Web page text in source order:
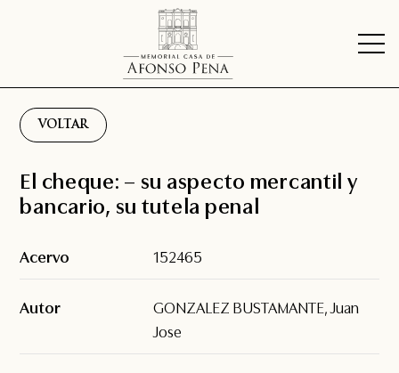
VOLTAR
El cheque: – su aspecto mercantil y
bancario, su tutela penal
Acervo 152465
Autor
GONZALEZ BUSTAMANTE, Juan
Jose